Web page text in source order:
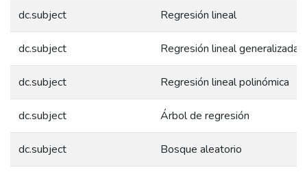
dc.subject Regresión lineal
dc.subject Regresión lineal generalizada
dc.subject Regresión lineal polinómica
dc.subject Árbol de regresión
dc.subject Bosque aleatorio